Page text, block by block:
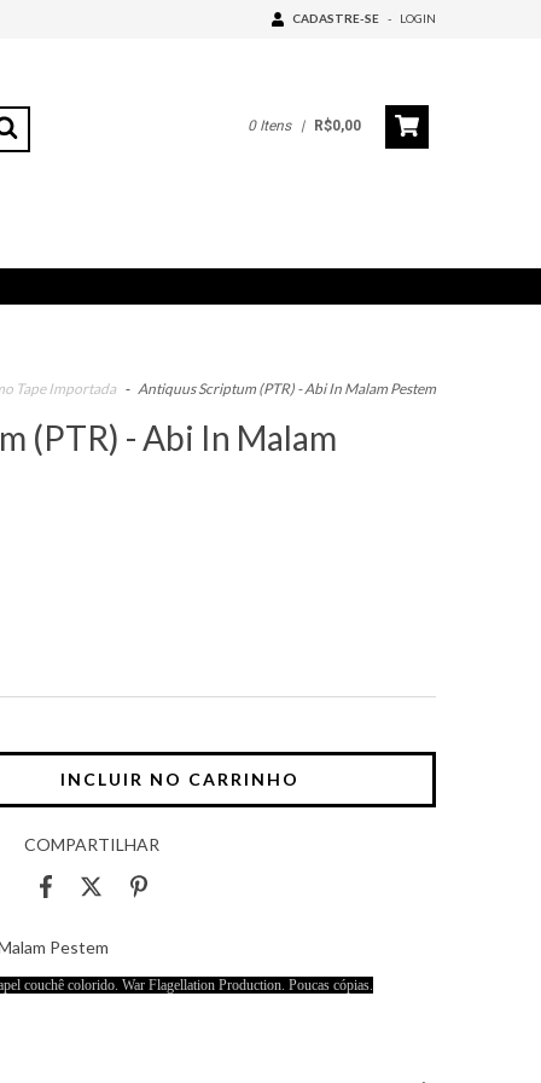
CADASTRE-SE - LOGIN
0 Itens | R$0,00
Tape Importada - Antiquus Scriptum (PTR) - Abi In Malam Pestem
(PTR) - Abi In Malam
COMPARTILHAR
Pestem
couchê colorido. War Flagellation Production. Poucas cópias.